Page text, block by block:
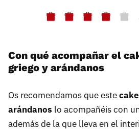
Con qué acompañar el
griego y arándanos
Os recomendamos que este
arándanos lo acompañéis con
además de la que lleva en el